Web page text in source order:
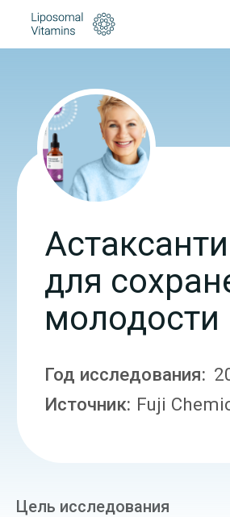
Астаксантин
для сохранения
молодости
Fuji Chemical Industry
Источник:
Цель исследования